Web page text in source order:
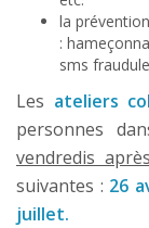
la
:
sms
Les ateliers
personnes
vendredis
suivantes : 26
juillet.